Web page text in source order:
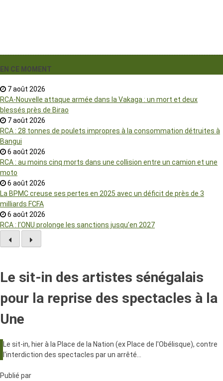
EN CE MOMENT
7 août 2026
RCA-Nouvelle attaque armée dans la Vakaga : un mort et deux
blessés près de Birao
7 août 2026
RCA : 28 tonnes de poulets impropres à la consommation détruites à
Bangui
6 août 2026
RCA : au moins cinq morts dans une collision entre un camion et une
moto
6 août 2026
La BPMC creuse ses pertes en 2025 avec un déficit de près de 3
milliards FCFA
6 août 2026
RCA : l’ONU prolonge les sanctions jusqu’en 2027
Le sit-in des artistes sénégalais
pour la reprise des spectacles à la
Une
Le sit-in, hier à la Place de la Nation (ex Place de l'Obélisque), contre
l'interdiction des spectacles par un arrêté…
Publié par